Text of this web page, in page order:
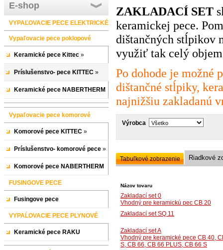
E-shop
VYPAĽOVACIE PECE ELEKTRICKÉ
Vypaľovacie pece poklopové
Keramické pece Kittec »
Príslušenstvo- pece KITTEC »
Keramické pece NABERTHERM
Vypaľovacie pece komorové
Komorové pece KITTEC »
Príslušenstvo- komorové pece »
Komorové pece NABERTHERM
FUSINGOVE PECE
Fusingove pece
VYPAĹOVACIE PECE PLYNOVÉ
Keramické pece RAKU
ZAKLADACÍ SET
keramickej pece.
dištančných stĺpikov
využiť tak celý
Po dohode je možné
dištančné stĺpiky,
najnižšiu zakladanú
Výrobca
Tabuľkové zobrazenie Riadkové
Názov tovaru
Zakladací set 0
Vhodný pre keramickú pec CB 20
Zakladací set SQ 11
Zakladací set A
Vhodný pre keramické pece CB 40,
S, CB 66, CB 66 PLUS, CB 66 S